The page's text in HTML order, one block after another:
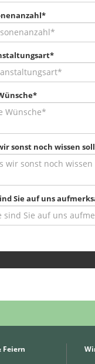
sonst noch wissen
Sie auf uns
Feiern